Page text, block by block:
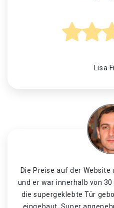
Lisa
Die Preise auf der
und er war innerhalb von
die supergeklebte Tür